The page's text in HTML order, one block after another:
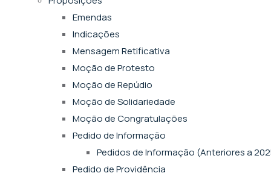
Emendas
Indicações
Mensagem Retificativa
Moção de Protesto
Moção de Repúdio
Moção de Solidariedade
Moção de Congratulações
Pedido de Informação
Pedidos de Informação (Anteriores a
Pedido de Providência